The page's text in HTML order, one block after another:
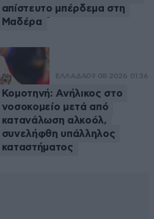
απίστευτο μπέρδεμα στη
Μαδέρα
ΕΛΛΑΔΑ09·08·2026 01:36
Κομοτηνή: Ανήλικος στο
νοσοκομείο μετά από
κατανάλωση αλκοόλ,
συνελήφθη υπάλληλος
καταστήματος